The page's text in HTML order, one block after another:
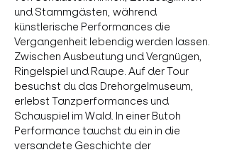
und Stammgästen, während
künstlerische Performances die
Vergangenheit lebendig werden lassen.
Zwischen Ausbeutung und Vergnügen,
Ringelspiel und Raupe. Auf der Tour
besuchst du das Drehorgelmuseum,
erlebst Tanzperformances und
Schauspiel im Wald. In einer Butoh
Performance tauchst du ein in die
versandete Geschichte der